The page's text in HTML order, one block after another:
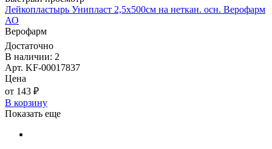
Лейкопластырь Унипласт 2,5х500см на неткан. осн. Верофарм
АО
Верофарм
Достаточно
В наличии: 2
Арт. KF-00017837
Цена
от 143 ₽
В корзину
Показать еще